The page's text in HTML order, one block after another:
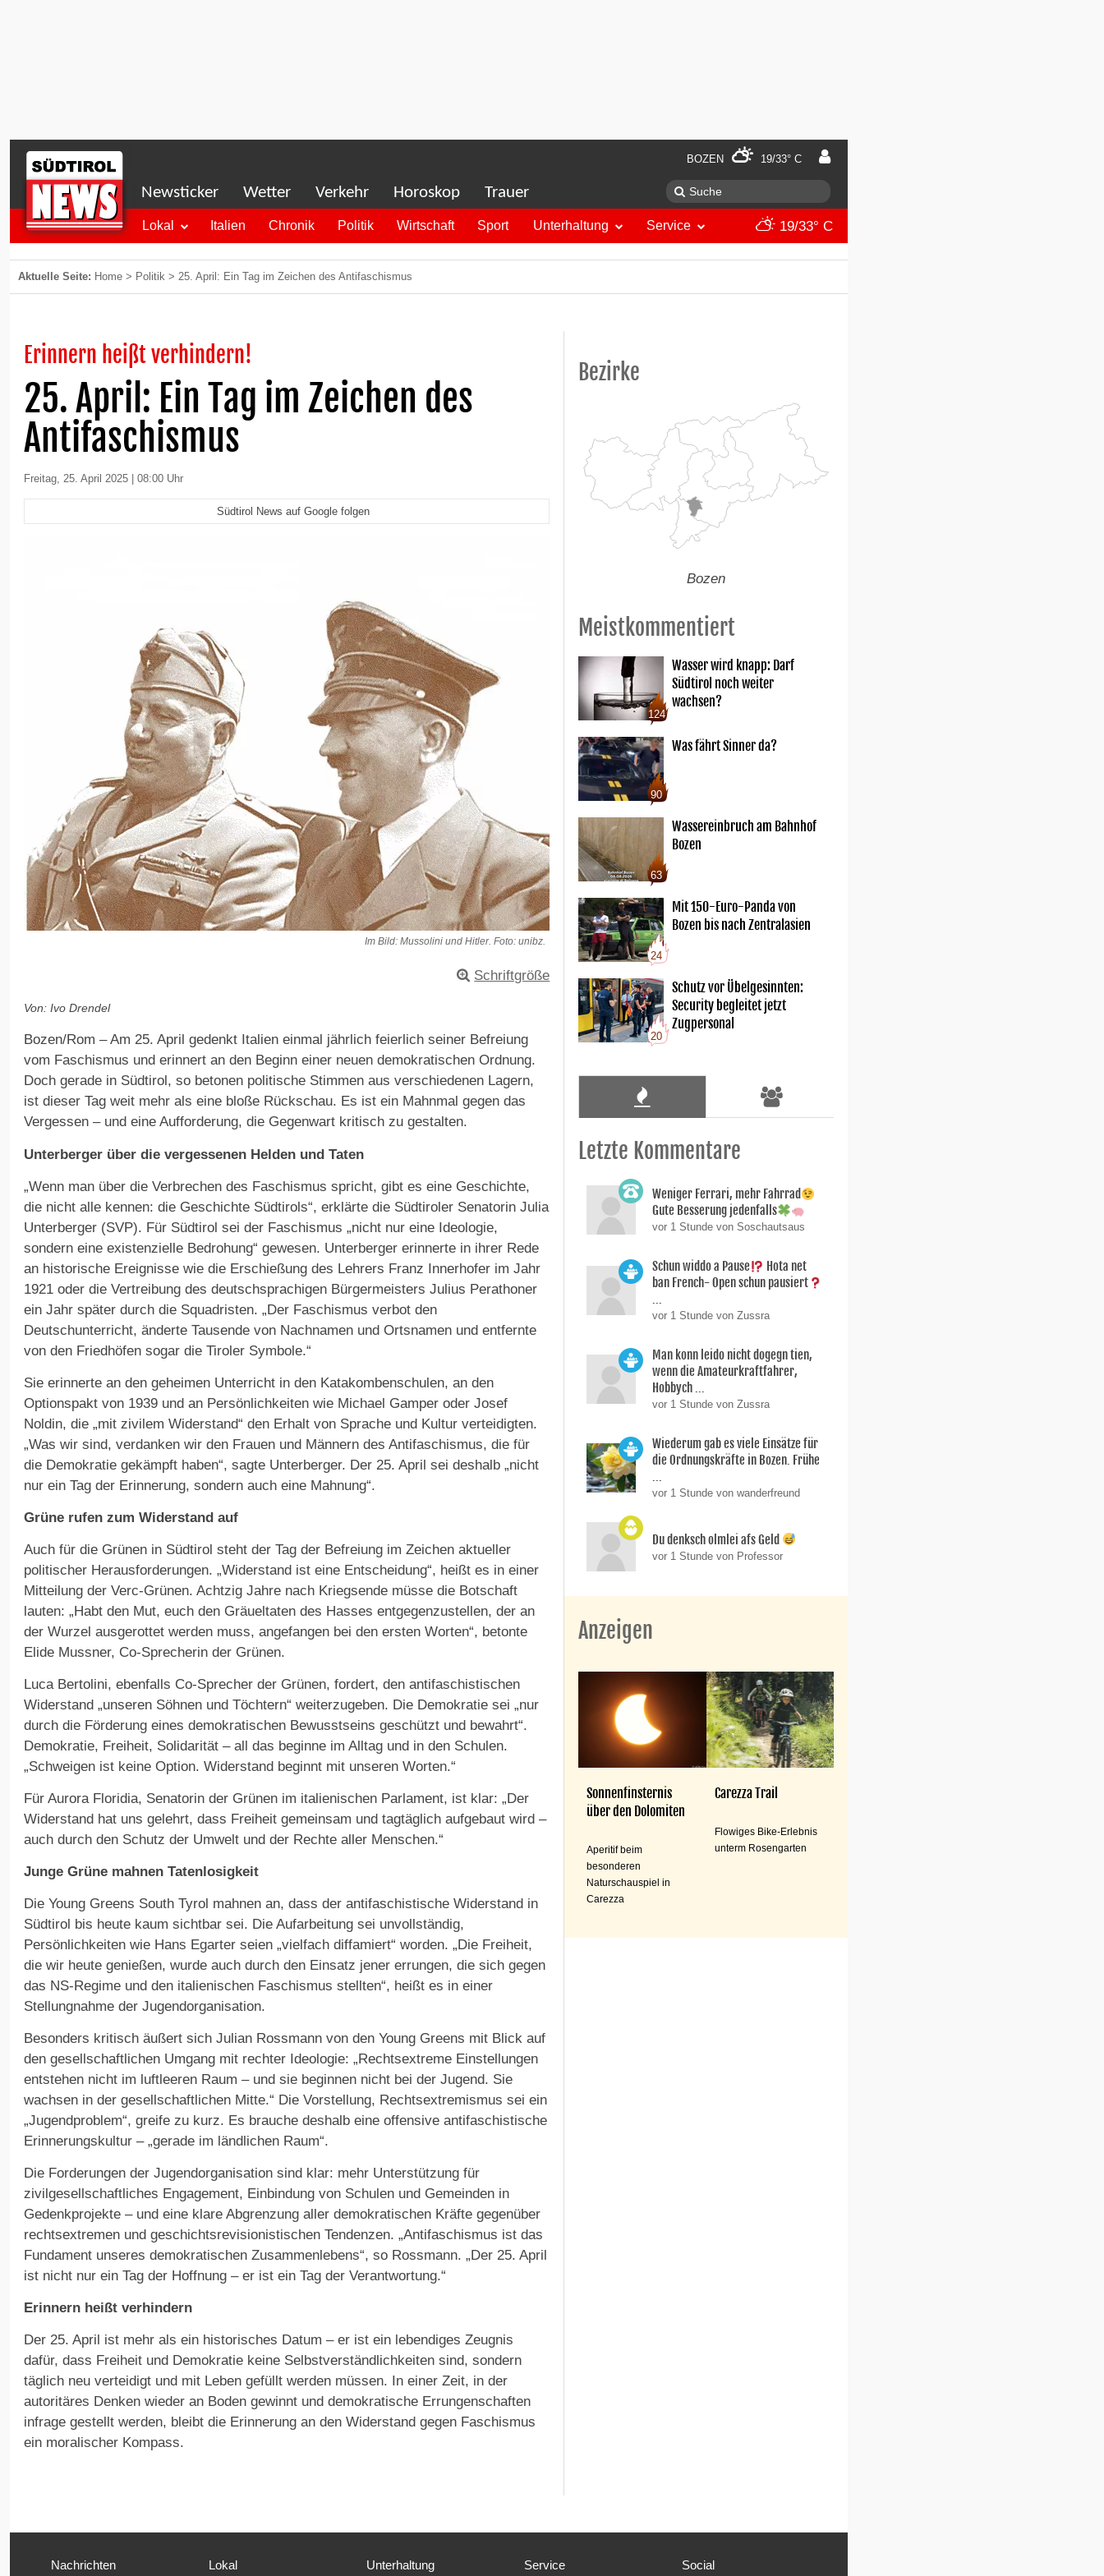
BOZEN 19/33° C
Newsticker Wetter Verkehr Horoskop Trauer
Lokal Italien Chronik Politik Wirtschaft Sport Unterhaltung Service 19/33° C
Aktuelle Seite: Home > Politik > 25. April: Ein Tag im Zeichen des Antifaschismus
Erinnern heißt verhindern!
25. April: Ein Tag im Zeichen des
Antifaschismus
Freitag, 25. April 2025 | 08:00 Uhr
Südtirol News auf Google folgen
Im Bild: Mussolini und Hitler. Foto: unibz.
Schriftgröße
Von: Ivo Drendel
Bozen/Rom – Am 25. April gedenkt Italien einmal jährlich feierlich seiner Befreiung
vom Faschismus und erinnert an den Beginn einer neuen demokratischen Ordnung.
Doch gerade in Südtirol, so betonen politische Stimmen aus verschiedenen Lagern,
ist dieser Tag weit mehr als eine bloße Rückschau. Es ist ein Mahnmal gegen das
Vergessen – und eine Aufforderung, die Gegenwart kritisch zu gestalten.
Unterberger über die vergessenen Helden und Taten
„Wenn man über die Verbrechen des Faschismus spricht, gibt es eine Geschichte,
die nicht alle kennen: die Geschichte Südtirols“, erklärte die Südtiroler Senatorin Julia
Unterberger (SVP). Für Südtirol sei der Faschismus „nicht nur eine Ideologie,
sondern eine existenzielle Bedrohung“ gewesen. Unterberger erinnerte in ihrer Rede
an historische Ereignisse wie die Erschießung des Lehrers Franz Innerhofer im Jahr
1921 oder die Vertreibung des deutschsprachigen Bürgermeisters Julius Perathoner
ein Jahr später durch die Squadristen. „Der Faschismus verbot den
Deutschunterricht, änderte Tausende von Nachnamen und Ortsnamen und entfernte
von den Friedhöfen sogar die Tiroler Symbole.“
Sie erinnerte an den geheimen Unterricht in den Katakombenschulen, an den
Optionspakt von 1939 und an Persönlichkeiten wie Michael Gamper oder Josef
Noldin, die „mit zivilem Widerstand“ den Erhalt von Sprache und Kultur verteidigten.
„Was wir sind, verdanken wir den Frauen und Männern des Antifaschismus, die für
die Demokratie gekämpft haben“, sagte Unterberger. Der 25. April sei deshalb „nicht
nur ein Tag der Erinnerung, sondern auch eine Mahnung“.
Grüne rufen zum Widerstand auf
Auch für die Grünen in Südtirol steht der Tag der Befreiung im Zeichen aktueller
politischer Herausforderungen. „Widerstand ist eine Entscheidung“, heißt es in einer
Mitteilung der Verc-Grünen. Achtzig Jahre nach Kriegsende müsse die Botschaft
lauten: „Habt den Mut, euch den Gräueltaten des Hasses entgegenzustellen, der an
der Wurzel ausgerottet werden muss, angefangen bei den ersten Worten“, betonte
Elide Mussner, Co-Sprecherin der Grünen.
Luca Bertolini, ebenfalls Co-Sprecher der Grünen, fordert, den antifaschistischen
Widerstand „unseren Söhnen und Töchtern“ weiterzugeben. Die Demokratie sei „nur
durch die Förderung eines demokratischen Bewusstseins geschützt und bewahrt“.
Demokratie, Freiheit, Solidarität – all das beginne im Alltag und in den Schulen.
„Schweigen ist keine Option. Widerstand beginnt mit unseren Worten.“
Für Aurora Floridia, Senatorin der Grünen im italienischen Parlament, ist klar: „Der
Widerstand hat uns gelehrt, dass Freiheit gemeinsam und tagtäglich aufgebaut wird –
auch durch den Schutz der Umwelt und der Rechte aller Menschen.“
Junge Grüne mahnen Tatenlosigkeit
Die Young Greens South Tyrol mahnen an, dass der antifaschistische Widerstand in
Südtirol bis heute kaum sichtbar sei. Die Aufarbeitung sei unvollständig,
Persönlichkeiten wie Hans Egarter seien „vielfach diffamiert“ worden. „Die Freiheit,
die wir heute genießen, wurde auch durch den Einsatz jener errungen, die sich gegen
das NS-Regime und den italienischen Faschismus stellten“, heißt es in einer
Stellungnahme der Jugendorganisation.
Besonders kritisch äußert sich Julian Rossmann von den Young Greens mit Blick auf
den gesellschaftlichen Umgang mit rechter Ideologie: „Rechtsextreme Einstellungen
entstehen nicht im luftleeren Raum – und sie beginnen nicht bei der Jugend. Sie
wachsen in der gesellschaftlichen Mitte.“ Die Vorstellung, Rechtsextremismus sei ein
„Jugendproblem“, greife zu kurz. Es brauche deshalb eine offensive antifaschistische
Erinnerungskultur – „gerade im ländlichen Raum“.
Die Forderungen der Jugendorganisation sind klar: mehr Unterstützung für
zivilgesellschaftliches Engagement, Einbindung von Schulen und Gemeinden in
Gedenkprojekte – und eine klare Abgrenzung aller demokratischen Kräfte gegenüber
rechtsextremen und geschichtsrevisionistischen Tendenzen. „Antifaschismus ist das
Fundament unseres demokratischen Zusammenlebens“, so Rossmann. „Der 25. April
ist nicht nur ein Tag der Hoffnung – er ist ein Tag der Verantwortung.“
Erinnern heißt verhindern
Der 25. April ist mehr als ein historisches Datum – er ist ein lebendiges Zeugnis
dafür, dass Freiheit und Demokratie keine Selbstverständlichkeiten sind, sondern
täglich neu verteidigt und mit Leben gefüllt werden müssen. In einer Zeit, in der
autoritäres Denken wieder an Boden gewinnt und demokratische Errungenschaften
infrage gestellt werden, bleibt die Erinnerung an den Widerstand gegen Faschismus
ein moralischer Kompass.
Bezirke
Bozen
Meistkommentiert
124
Wasser wird knapp: Darf
Südtirol noch weiter
wachsen?
90
Was fährt Sinner da?
63
Wassereinbruch am Bahnhof
Bozen
24
Mit 150-Euro-Panda von
Bozen bis nach Zentralasien
20
Schutz vor Übelgesinnten:
Security begleitet jetzt
Zugpersonal
Letzte Kommentare
Weniger Ferrari, mehr Fahrrad
Gute Besserung jedenfalls
vor 1 Stunde von Soschautsaus
Schun widdo a Pause
Hota net
ban French- Open schun pausiert
...
vor 1 Stunde von Zussra
Man konn leido nicht dogegn tien,
wenn die Amateurkraftfahrer,
Hobbych ...
vor 1 Stunde von Zussra
Wiederum gab es viele Einsätze für
die Ordnungskräfte in Bozen. Frühe
...
vor 1 Stunde von wanderfreund
Du denksch olmlei afs Geld
vor 1 Stunde von Professor
Anzeigen
Sonnenfinsternis
über den Dolomiten
Aperitif beim
besonderen
Naturschauspiel in
Carezza
Carezza Trail
Flowiges Bike-Erlebnis
unterm Rosengarten
Nachrichten Lokal Unterhaltung Service Social